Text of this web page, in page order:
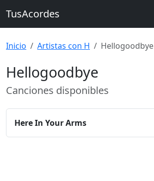
TusAcordes
Inicio Artistas con H Hellogoodbye
Hellogoodbye
Canciones disponibles
Here In Your Arms